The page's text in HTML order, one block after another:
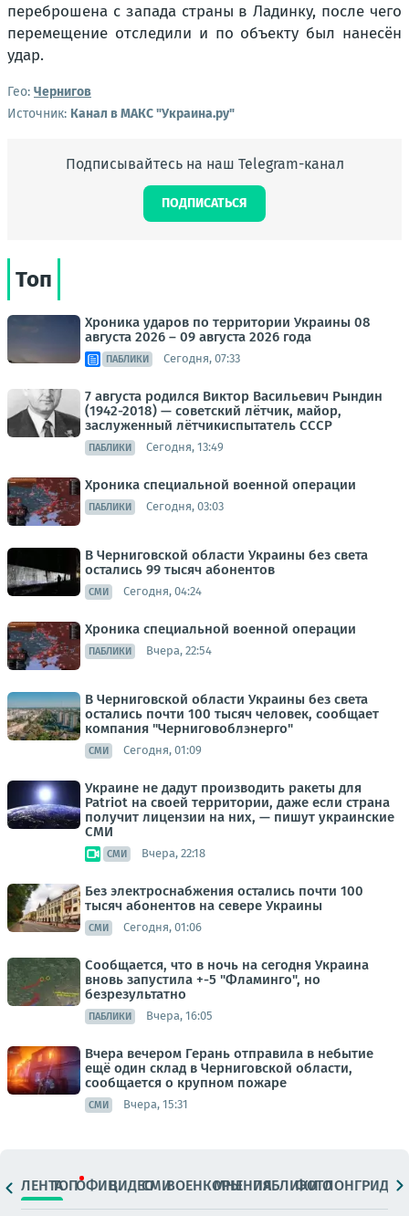
переброшена с запада страны в Ладинку, после чего
перемещение отследили и по объекту был нанесён
удар.
Гео: Чернигов
Источник: Канал в МАКС "Украина.ру"
Подписывайтесь на наш Telegram-канал
ПОДПИСАТЬСЯ
Топ
Хроника ударов по территории Украины 08
августа 2026 – 09 августа 2026 года
ПАБЛИКИ Сегодня, 07:33
7 августа родился Виктор Васильевич Рындин
(1942-2018) — советский лётчик, майор,
заслуженный лётчикиспытатель СССР
ПАБЛИКИ Сегодня, 13:49
Хроника специальной военной операции
ПАБЛИКИ Сегодня, 03:03
В Черниговской области Украины без света
остались 99 тысяч абонентов
СМИ Сегодня, 04:24
Хроника специальной военной операции
ПАБЛИКИ Вчера, 22:54
В Черниговской области Украины без света
остались почти 100 тысяч человек, сообщает
компания "Черниговоблэнерго"
СМИ Сегодня, 01:09
Украине не дадут производить ракеты для
Patriot на своей территории, даже если страна
получит лицензии на них, — пишут украинские
СМИ
СМИ Вчера, 22:18
Без электроснабжения остались почти 100
тысяч абонентов на севере Украины
СМИ Сегодня, 01:06
Сообщается, что в ночь на сегодня Украина
вновь запустила +-5 "Фламинго", но
безрезультатно
ПАБЛИКИ Вчера, 16:05
Вчера вечером Герань отправила в небытие
ещё один склад в Черниговской области,
сообщается о крупном пожаре
СМИ Вчера, 15:31
ЛЕНТАТОПОФИЦ.ВИДЕОСМИВОЕНКОРЫМНЕНИЯПАБЛИКИ
ФОТОЛОНГРИДЫ